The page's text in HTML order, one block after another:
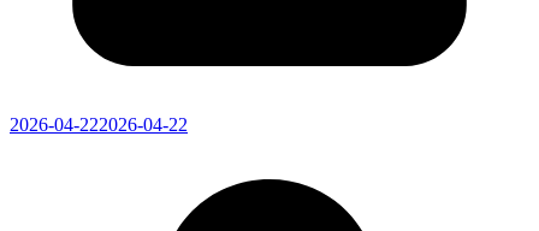
2026-04-222026-04-22